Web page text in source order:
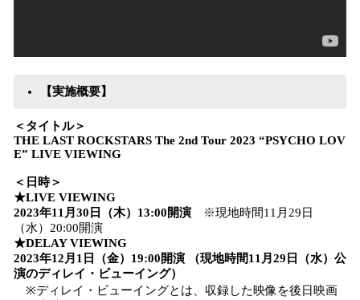
【実施概要】
＜タイトル＞
THE LAST ROCKSTARS The 2nd Tour 2023 “PSYCHO LOV
E” LIVE VIEWING
＜日時＞
★LIVE VIEWING
2023年11月30日（木）13:00開演
※現地時間11月29日
（水）20:00開演
★DELAY VIEWING
2023年12月1日（金）19:00開演 （現地時間11月29日（水）公
演のディレイ・ビューイング）
※ディレイ・ビューイングとは、収録した映像を後日映画